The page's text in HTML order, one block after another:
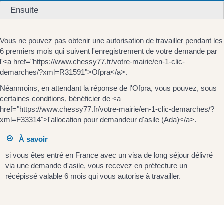
Ensuite
Vous ne pouvez pas obtenir une autorisation de travailler pendant les
6 premiers mois qui suivent l'enregistrement de votre demande par
l'<a href="https://www.chessy77.fr/votre-mairie/en-1-clic-
demarches/?xml=R31591">Ofpra</a>.
Néanmoins, en attendant la réponse de l'Ofpra, vous pouvez, sous
certaines conditions, bénéficier de <a
href="https://www.chessy77.fr/votre-mairie/en-1-clic-demarches/?
xml=F33314">l'allocation pour demandeur d'asile (Ada)</a>.
À savoir
si vous êtes entré en France avec un visa de long séjour délivré
via une demande d'asile, vous recevez en préfecture un
récépissé valable 6 mois qui vous autorise à travailler.